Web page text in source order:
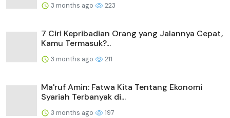
3 months ago 223
7 Ciri Kepribadian Orang yang Jalannya Cepat,
Kamu Termasuk?...
3 months ago 211
Ma'ruf Amin: Fatwa Kita Tentang Ekonomi
Syariah Terbanyak di...
3 months ago 197